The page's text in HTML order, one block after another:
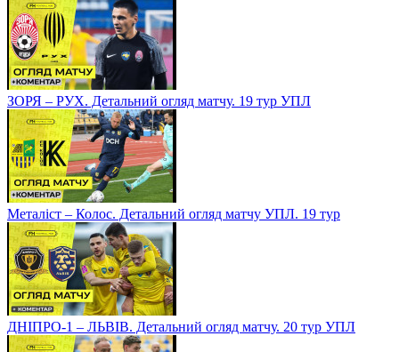
ЗОРЯ – РУХ. Детальний огляд матчу. 19 тур УПЛ
Металіст – Колос. Детальний огляд матчу УПЛ. 19 тур
ДНІПРО-1 – ЛЬВІВ. Детальний огляд матчу. 20 тур УПЛ